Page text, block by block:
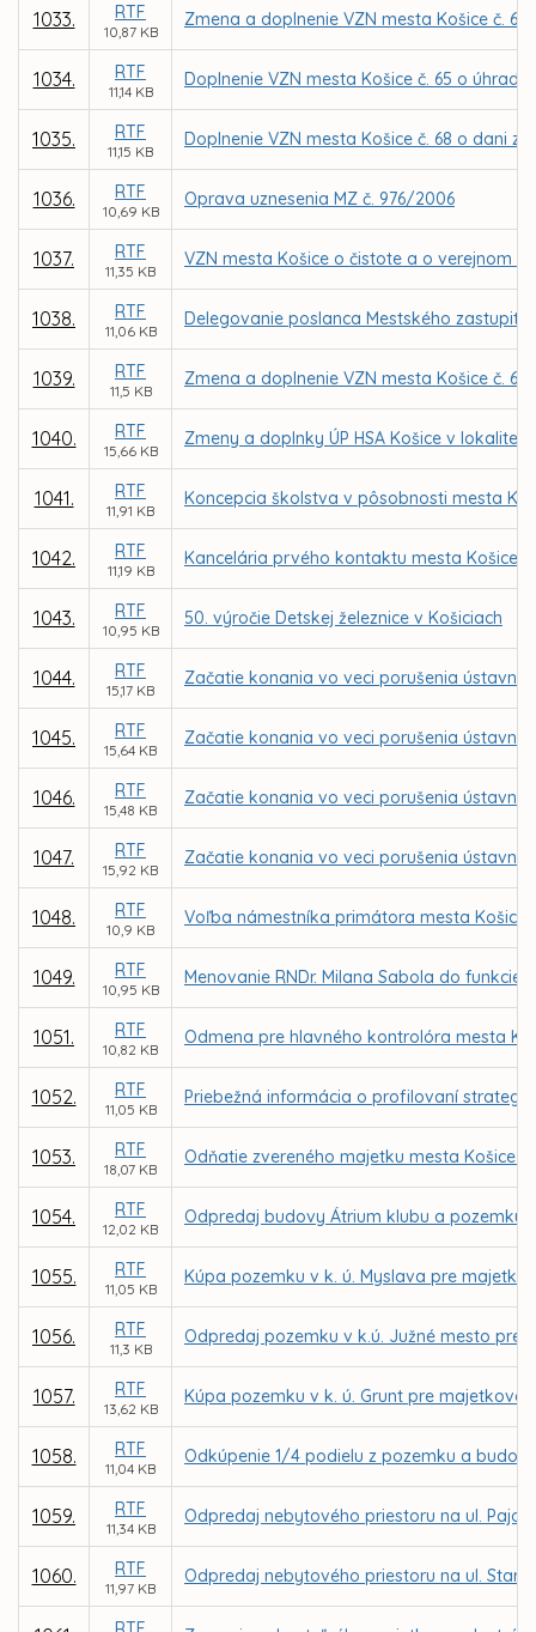
1033. RTF
10,87 KB
Zmena a doplnenie VZN mesta Košice č.
1034. RTF
11,14 KB
Doplnenie VZN mesta Košice č. 65 o
1035. RTF
11,15 KB
Doplnenie VZN mesta Košice č. 68 o dani
1036. RTF
10,69 KB
Oprava uznesenia MZ č. 976/2006
1037. RTF
11,35 KB
VZN mesta Košice o čistote a o verejnom
1038. RTF
11,06 KB
Delegovanie poslanca Mestského
1039. RTF
11,5 KB
Zmena a doplnenie VZN mesta Košice č.
1040. RTF
15,66 KB
Zmeny a doplnky ÚP HSA Košice v lokalite
1041. RTF
11,91 KB
Koncepcia školstva v pôsobnosti mesta
1042. RTF
11,19 KB
Kancelária prvého kontaktu mesta Košice
1043. RTF
10,95 KB
50. výročie Detskej železnice v Košiciach
1044. RTF
15,17 KB
Začatie konania vo veci porušenia
1045. RTF
15,64 KB
Začatie konania vo veci porušenia
1046. RTF
15,48 KB
Začatie konania vo veci porušenia
1047. RTF
15,92 KB
Začatie konania vo veci porušenia
1048. RTF
10,9 KB
Voľba námestníka primátora mesta Košice
1049. RTF
10,95 KB
Menovanie RNDr. Milana Sabola do
1051. RTF
10,82 KB
Odmena pre hlavného kontrolóra mesta
1052. RTF
11,05 KB
Priebežná informácia o profilovaní
1053. RTF
18,07 KB
Odňatie zvereného majetku mesta Košice
1054. RTF
12,02 KB
Odpredaj budovy Átrium klubu a pozemku
1055. RTF
11,05 KB
Kúpa pozemku v k. ú. Myslava pre
1056. RTF
11,3 KB
Odpredaj pozemku v k.ú. Južné mesto pre
1057. RTF
13,62 KB
Kúpa pozemku v k. ú. Grunt pre
1058. RTF
11,04 KB
Odkúpenie 1/4 podielu z pozemku a
1059. RTF
11,34 KB
Odpredaj nebytového priestoru na ul.
1060. RTF
11,97 KB
Odpredaj nebytového priestoru na ul.